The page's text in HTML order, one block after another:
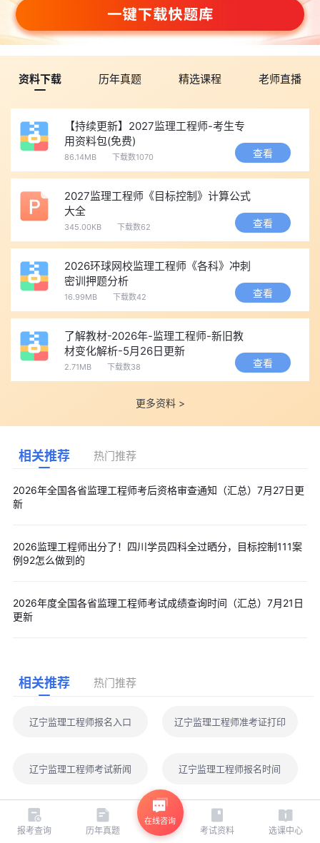
资料下载 历年真题 精选课程 老师直播
【持续更新】2027监理工程师-考生专
用资料包(免费)
86.14MB 下载数1070 查看
2027监理工程师《目标控制》计算公式
大全
345.00KB 下载数62 查看
2026环球网校监理工程师《各科》冲刺
密训押题分析
16.99MB 下载数42 查看
了解教材-2026年-监理工程师-新旧教
材变化解析-5月26日更新
2.71MB 下载数38 查看
更多资料 >
相关推荐 热门推荐
2026年全国各省监理工程师考后资格审查通知（汇总）7月27日更
新
2026监理工程师出分了！四川学员四科全过晒分，目标控制111案
例92怎么做到的
2026年度全国各省监理工程师考试成绩查询时间（汇总）7月21日
更新
相关推荐 热门推荐
辽宁监理工程师报名入口 辽宁监理工程师准考证打印
辽宁监理工程师考试新闻 辽宁监理工程师报名时间
辽宁监理工程师证书领取 辽宁监理工程师准考证打印时间
报考查询 历年真题
在线咨询
考试资料 选课中心